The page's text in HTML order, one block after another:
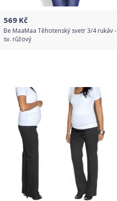
569 Kč
Be MaaMaa Těhotenský svetr 3/4 rukáv -
sv. růžový
Detail produktu